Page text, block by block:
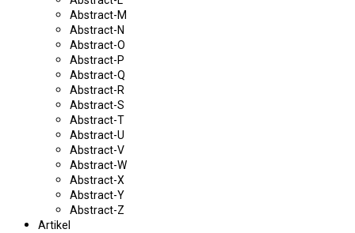
Abstract-M
Abstract-N
Abstract-O
Abstract-P
Abstract-Q
Abstract-R
Abstract-S
Abstract-T
Abstract-U
Abstract-V
Abstract-W
Abstract-X
Abstract-Y
Abstract-Z
Artikel